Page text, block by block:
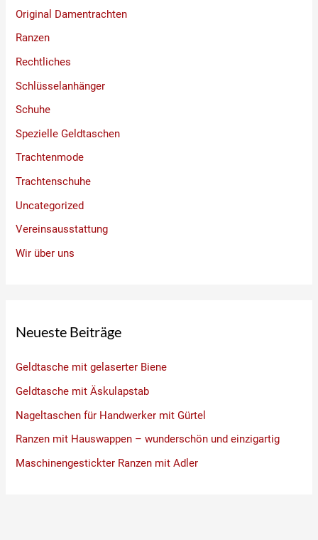
Original Damentrachten
Ranzen
Rechtliches
Schlüsselanhänger
Schuhe
Spezielle Geldtaschen
Trachtenmode
Trachtenschuhe
Uncategorized
Vereinsausstattung
Wir über uns
Neueste Beiträge
Geldtasche mit gelaserter Biene
Geldtasche mit Äskulapstab
Nageltaschen für Handwerker mit Gürtel
Ranzen mit Hauswappen – wunderschön und einzigartig
Maschinengestickter Ranzen mit Adler